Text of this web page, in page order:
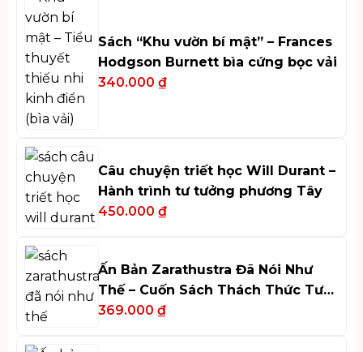
Sách “Khu vườn bí mật” – Frances
Hodgson Burnett bìa cứng bọc vải
340.000 ₫
Câu chuyện triết học Will Durant –
Hành trình tư tưởng phương Tây
450.000 ₫
Ấn Bản Zarathustra Đã Nói Như
Thế – Cuốn Sách Thách Thức Tư
Duy
369.000 ₫